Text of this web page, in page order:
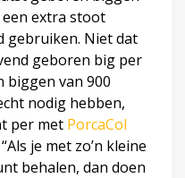
extra stoot
gebruiken. Niet dat
geboren big per
biggen van 900
nodig hebben,
per met PorcaCol
je met zo’n kleine
behalen, dan doen